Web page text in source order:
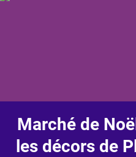
Marché de
les décors de